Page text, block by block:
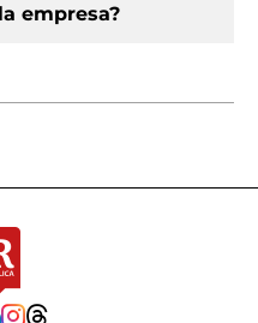
empresa?